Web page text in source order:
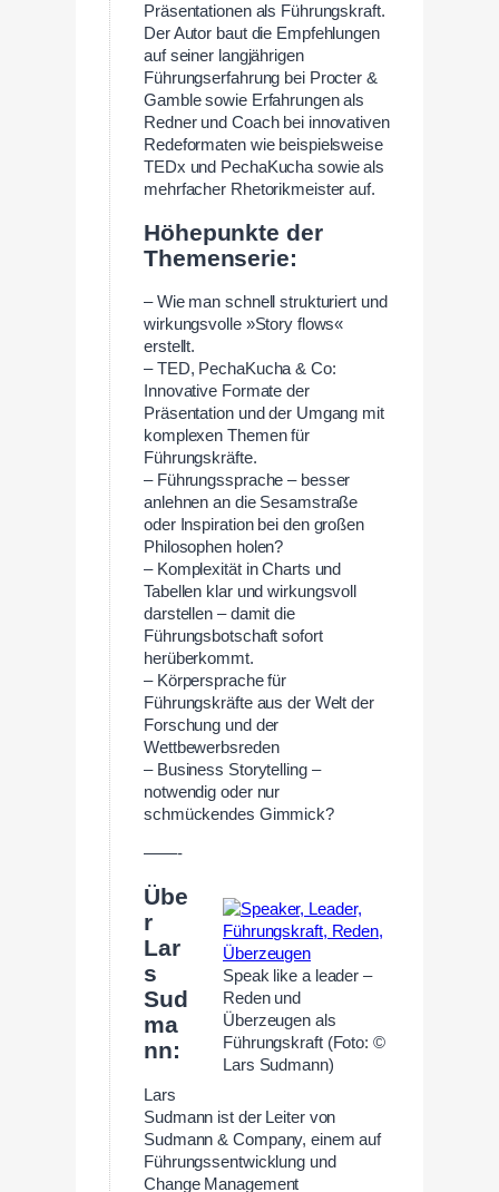
Präsentationen als Führungskraft.
Der Autor baut die Empfehlungen
auf seiner langjährigen
Führungserfahrung bei Procter &
Gamble sowie Erfahrungen als
Redner und Coach bei innovativen
Redeformaten wie beispielsweise
TEDx und PechaKucha sowie als
mehrfacher Rhetorikmeister auf.
Höhepunkte der
Themenserie:
– Wie man schnell strukturiert und
wirkungsvolle »Story flows«
erstellt.
– TED, PechaKucha & Co:
Innovative Formate der
Präsentation und der Umgang mit
komplexen Themen für
Führungskräfte.
– Führungssprache – besser
anlehnen an die Sesamstraße
oder Inspiration bei den großen
Philosophen holen?
– Komplexität in Charts und
Tabellen klar und wirkungsvoll
darstellen – damit die
Führungsbotschaft sofort
herüberkommt.
– Körpersprache für
Führungskräfte aus der Welt der
Forschung und der
Wettbewerbsreden
– Business Storytelling –
notwendig oder nur
schmückendes Gimmick?
——-
Speak like a leader –
Reden und
Überzeugen als
Führungskraft (Foto: ©
Lars Sudmann)
Übe
r
Lar
s
Sud
ma
nn:
Lars
Sudmann ist der Leiter von
Sudmann & Company, einem auf
Führungssentwicklung und
Change Management